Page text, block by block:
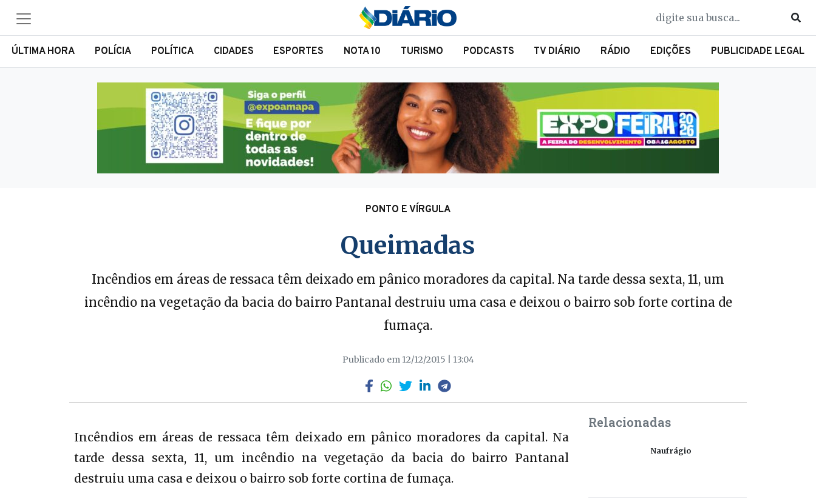
ÚLTIMA HORA POLÍCIA POLÍTICA CIDADES ESPORTES NOTA 10 TURISMO PODCASTS TV DIÁRIO RÁDIO EDIÇÕES PUBLICIDADE LEGAL
PONTO E VÍRGULA
Queimadas
Incêndios em áreas de ressaca têm deixado em pânico moradores da capital. Na tarde dessa sexta, 11, um
incêndio na vegetação da bacia do bairro Pantanal destruiu uma casa e deixou o bairro sob forte cortina de
fumaça.
Publicado em 12/12/2015 | 13:04
Incêndios em áreas de ressaca têm deixado em pânico moradores da capital. Na
tarde dessa sexta, 11, um incêndio na vegetação da bacia do bairro Pantanal
destruiu uma casa e deixou o bairro sob forte cortina de fumaça.
Relacionadas
Naufrágio